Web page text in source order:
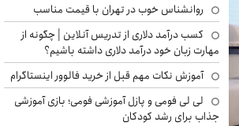
روانشناس خوب در تهران با قیمت مناسب
کسب درآمد دلاری از تدریس آنلاین | چگونه از
مهارت زبان خود درآمد دلاری داشته باشیم؟
آموزش نکات مهم قبل از خرید فالوور اینستاگرام
لی لی فومی و پازل آموزشی فومی؛ بازی آموزشی
جذاب برای رشد کودکان